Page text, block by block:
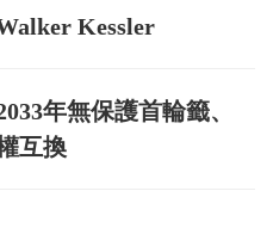
Kessler
年無保護首輪籤、
互換